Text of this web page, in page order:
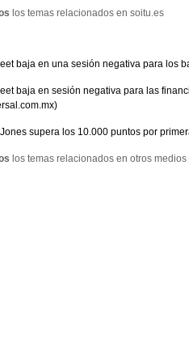
los temas relacionados en soitu.es
baja en una sesión negativa para los
baja en sesión negativa para las
supera los 10.000 puntos por
los temas relacionados en otros medios